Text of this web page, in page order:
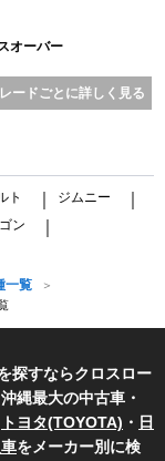
オーバー
ードごとに詳しく見る
ト ジムニー
ン
一覧
探すならクロスロー
縄最大の中古車・
トヨタ(TOYOTA) ・ 日
をメーカー別に検